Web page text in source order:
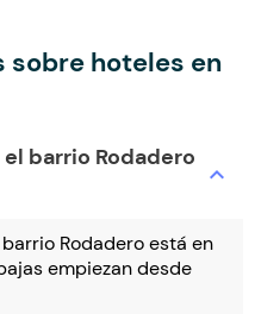
sobre hoteles en
barrio Rodadero
expand_more
Rodadero está en
empiezan desde